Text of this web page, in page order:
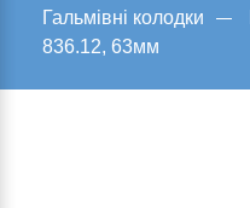
Гальмівні колодки
836.12, 63мм